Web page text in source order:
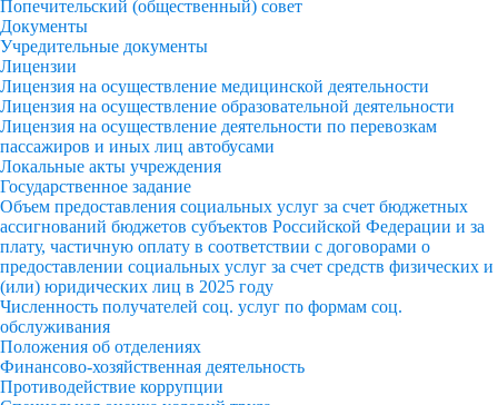
Попечительский (общественный) совет
Документы
Учредительные документы
Лицензии
Лицензия на осуществление медицинской деятельности
Лицензия на осуществление образовательной деятельности
Лицензия на осуществление деятельности по перевозкам
пассажиров и иных лиц автобусами
Локальные акты учреждения
Государственное задание
Объем предоставления социальных услуг за счет бюджетных
ассигнований бюджетов субъектов Российской Федерации и за
плату, частичную оплату в соответствии с договорами о
предоставлении социальных услуг за счет средств физических и
(или) юридических лиц в 2025 году
Численность получателей соц. услуг по формам соц.
обслуживания
Положения об отделениях
Финансово-хозяйственная деятельность
Противодействие коррупции